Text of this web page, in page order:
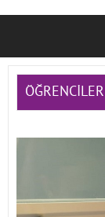
Ana Sayfa
Okullarımız